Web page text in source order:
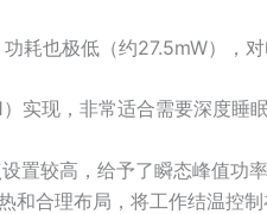
耗也极低（约27.5mW），对
实现，非常适合需要深度睡
较高，给予了瞬态峰值功
和合理布局，将工作结温控